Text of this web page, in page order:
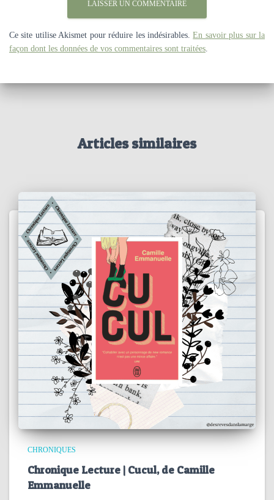
Ce site utilise Akismet pour réduire les indésirables.En savoir plus sur la
façon dont les données de vos commentaires sont traitées
Articles similaires
CHRONIQUES
Chronique Lecture | Cucul, de Camille
Emmanuelle